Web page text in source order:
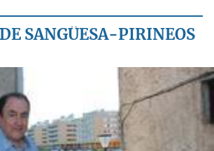
SANGÜESA-PIRINEOS